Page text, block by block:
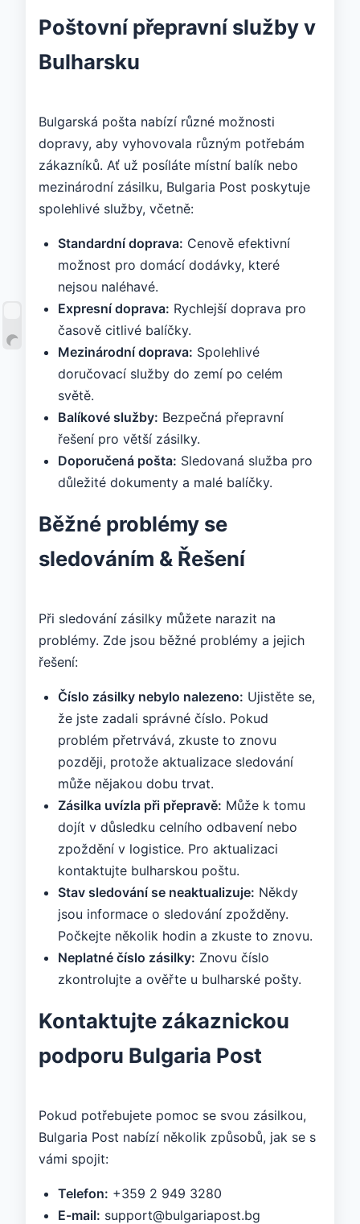
Poštovní přepravní služby v
Bulharsku
Bulgarská pošta nabízí různé možnosti
dopravy, aby vyhovovala různým potřebám
zákazníků. Ať už posíláte místní balík nebo
mezinárodní zásilku, Bulgaria Post poskytuje
spolehlivé služby, včetně:
Standardní doprava: Cenově efektivní
možnost pro domácí dodávky, které
nejsou naléhavé.
Expresní doprava: Rychlejší doprava pro
časově citlivé balíčky.
Mezinárodní doprava: Spolehlivé
doručovací služby do zemí po celém
světě.
Balíkové služby: Bezpečná přepravní
řešení pro větší zásilky.
Doporučená pošta: Sledovaná služba pro
důležité dokumenty a malé balíčky.
Běžné problémy se
sledováním & Řešení
Při sledování zásilky můžete narazit na
problémy. Zde jsou běžné problémy a jejich
řešení:
Číslo zásilky nebylo nalezeno: Ujistěte se,
že jste zadali správné číslo. Pokud
problém přetrvává, zkuste to znovu
později, protože aktualizace sledování
může nějakou dobu trvat.
Zásilka uvízla při přepravě: Může k tomu
dojít v důsledku celního odbavení nebo
zpoždění v logistice. Pro aktualizaci
kontaktujte bulharskou poštu.
Stav sledování se neaktualizuje: Někdy
jsou informace o sledování zpožděny.
Počkejte několik hodin a zkuste to znovu.
Neplatné číslo zásilky: Znovu číslo
zkontrolujte a ověřte u bulharské pošty.
Kontaktujte zákaznickou
podporu Bulgaria Post
Pokud potřebujete pomoc se svou zásilkou,
Bulgaria Post nabízí několik způsobů, jak se s
vámi spojit:
Telefon: +359 2 949 3280
E-mail: support@bulgariapost.bg